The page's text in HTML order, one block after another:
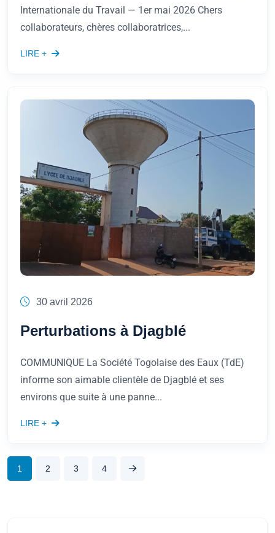
Internationale du Travail — 1er mai 2026 Chers
collaborateurs, chères collaboratrices,...
LIRE +
30 avril 2026
Perturbations à Djagblé
COMMUNIQUE La Société Togolaise des Eaux (TdE)
informe son aimable clientèle de Djagblé et ses
environs que suite à une panne...
LIRE +
1 2 3 4